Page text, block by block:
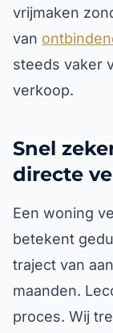
vrijmaken
van
steeds vaker
verkoop.
Snel
directe
Een woning
betekent
traject van
maanden.
proces. Wij